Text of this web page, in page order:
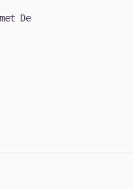
De